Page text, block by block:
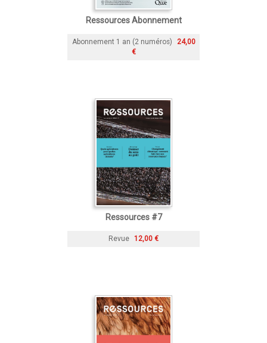
Ressources Abonnement
Abonnement 1 an (2 numéros)
24,00
€
Ressources #7
Revue 12,00 €